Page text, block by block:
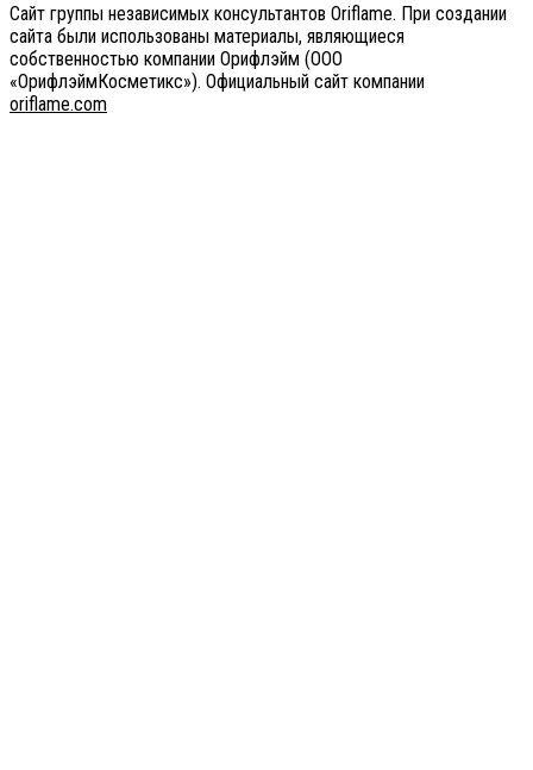
Сайт группы независимых консультантов Oriflame. При создании
сайта были использованы материалы, являющиеся
собственностью компании Орифлэйм (ООО
«ОрифлэймКосметикс»). Официальный сайт компании
оriflаme.соm